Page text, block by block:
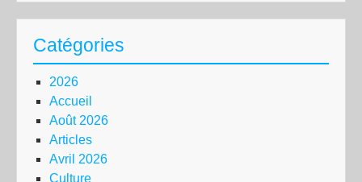
Catégories
2026
Accueil
Août 2026
Articles
Avril 2026
Culture